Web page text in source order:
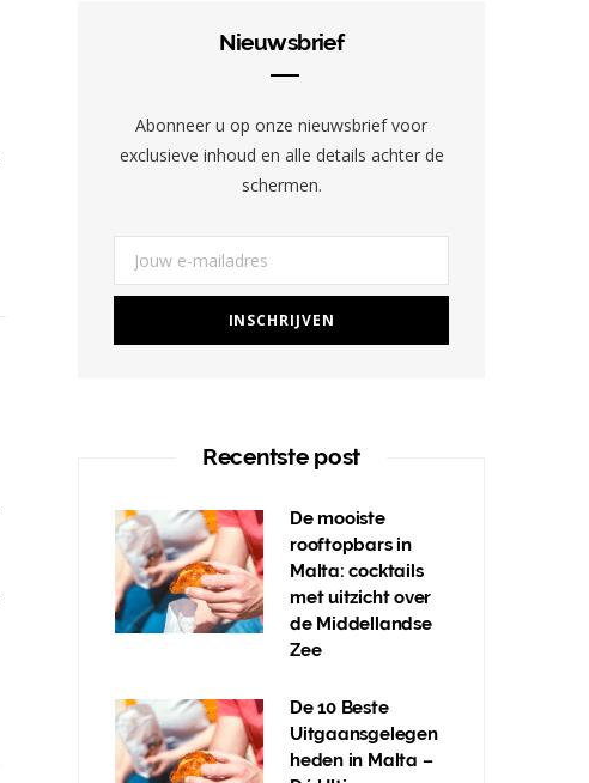
k
a
m
s
Nieuwsbrief
Abonneer u op onze nieuwsbrief voor
exclusieve inhoud en alle details achter de
schermen.
Recentste post
De mooiste
rooftopbars in
Malta: cocktails
met uitzicht over
de Middellandse
Zee
De 10 Beste
Uitgaansgelegen
heden in Malta –